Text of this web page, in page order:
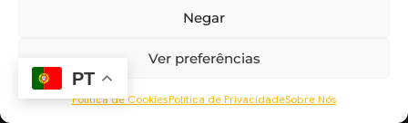
Negar
Ver preferências
Política de CookiesPolítica de PrivacidadeSobre Nós
É também em português que se olha o ambiente e as
Festival Internacional de Cinema Ambiental da Serra da
Estrela. A juntar às […]
PT